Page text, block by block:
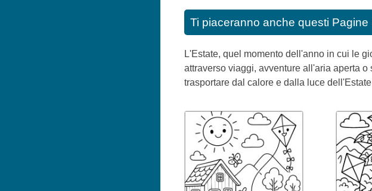
Ti piaceranno anche questi Pagine
L'Estate, quel momento dell'anno in cui le
attraverso viaggi, avventure all'aria aperta
trasportare dal calore e dalla luce